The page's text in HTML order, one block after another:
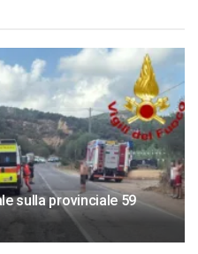
sulla provinciale 59